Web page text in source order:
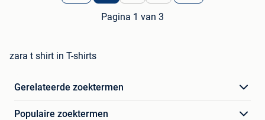
Pagina 1 van 3
zara t shirt in T-shirts
Gerelateerde zoektermen
Populaire zoektermen